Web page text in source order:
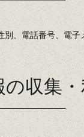
、電話番号、電
収集・